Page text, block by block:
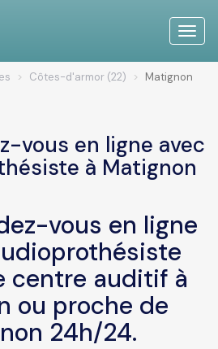
Toggle
Côtes-d'armor (22) Matignon
vous en ligne avec
à Matignon
vous en ligne
centre auditif à
ou proche de
24h/24.